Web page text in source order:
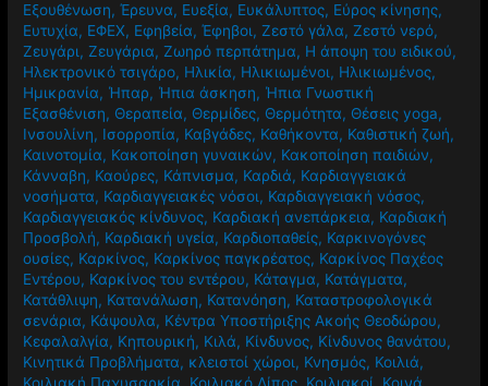
Εξουθένωση,Έρευνα, Ευεξία, Ευκάλυπτος, Εύρος κίνησης,
Ευτυχία, ΕΦΕΧ, Εφηβεία,Έφηβοι,Ζεστό γάλα,Ζεστό νερό,
Ζευγάρι,Ζευγάρια,Ζωηρό περπάτημα, Η άποψη του ειδικού,
Ηλεκτρονικό τσιγάρο, Ηλικία, Ηλικιωμένοι, Ηλικιωμένος,
Ημικρανία, Ήπαρ, Ήπια άσκηση, Ήπια Γνωστική
Εξασθένιση, Θεραπεία, Θερμίδες, Θερμότητα, Θέσεις yoga,
Ινσουλίνη, Ισορροπία, Καβγάδες, Καθήκοντα, Καθιστική ζωή,
Καινοτομία, Κακοποίηση γυναικών, Κακοποίηση παιδιών,
Κάνναβη, Καούρες, Κάπνισμα, Καρδιά, Καρδιαγγειακά
νοσήματα, Καρδιαγγειακές νόσοι, Καρδιαγγειακή νόσος,
Καρδιαγγειακός κίνδυνος, Καρδιακή ανεπάρκεια, Καρδιακή
Προσβολή, Καρδιακή υγεία, Καρδιοπαθείς, Καρκινογόνες
ουσίες, Καρκίνος, Καρκίνος παγκρέατος, Καρκίνος Παχέος
Εντέρου, Καρκίνος του εντέρου, Κάταγμα, Κατάγματα,
Κατάθλιψη, Κατανάλωση, Κατανόηση, Καταστροφολογικά
σενάρια, Κάψουλα, Κέντρα Υποστήριξης Ακοής Θεοδώρου,
Κεφαλαλγία, Κηπουρική, Κιλά, Κίνδυνος, Κίνδυνος θανάτου,
Κινητικά Προβλήματα, κλειστοί χώροι, Κνησμός, Κοιλιά,